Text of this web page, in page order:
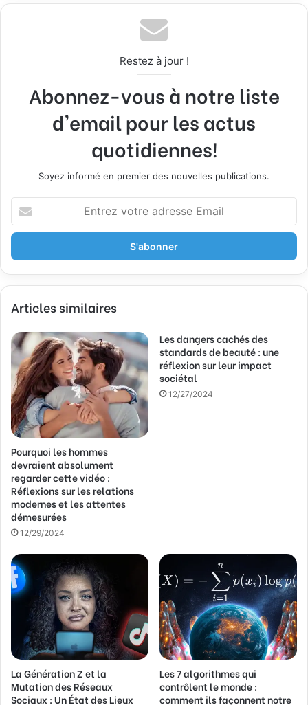
Restez à jour !
Abonnez-vous à notre liste
d'email pour les actus
quotidiennes!
Soyez informé en premier des nouvelles publications.
votre
adresse
Articles similaires
Pourquoi les hommes
devraient absolument
regarder cette vidéo :
Réflexions sur les relations
modernes et les attentes
démesurées
12/29/2024
Les dangers cachés des
standards de beauté : une
réflexion sur leur impact
sociétal
12/27/2024
La Génération Z et la
Mutation des Réseaux
Sociaux : Un État des Lieux
Les 7 algorithmes qui
contrôlent le monde :
comment ils façonnent notre